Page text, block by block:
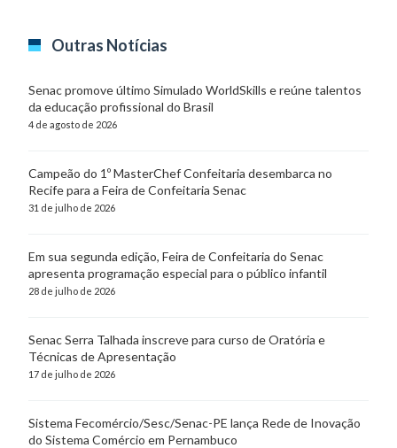
Outras Notícias
Senac promove último Simulado WorldSkills e reúne talentos
da educação profissional do Brasil
4 de agosto de 2026
Campeão do 1º MasterChef Confeitaria desembarca no
Recife para a Feira de Confeitaria Senac
31 de julho de 2026
Em sua segunda edição, Feira de Confeitaria do Senac
apresenta programação especial para o público infantil
28 de julho de 2026
Senac Serra Talhada inscreve para curso de Oratória e
Técnicas de Apresentação
17 de julho de 2026
Sistema Fecomércio/Sesc/Senac-PE lança Rede de Inovação
do Sistema Comércio em Pernambuco